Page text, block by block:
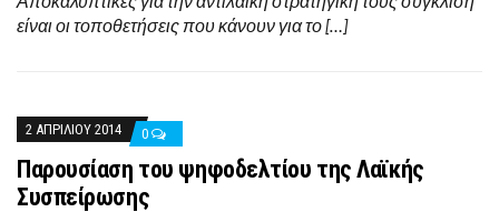
είναι οι τοποθετήσεις που κάνουν για το […]
2 ΑΠΡΙΛΊΟΥ 2014 0
Παρουσίαση του ψηφοδελτίου της Λαϊκής
Συσπείρωσης